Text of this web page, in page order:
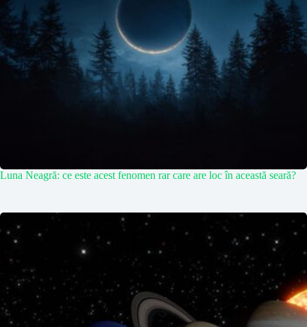
Luna Neagră: ce este acest fenomen rar care are loc în această seară?